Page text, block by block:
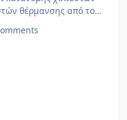
έναν για την χρέωση με